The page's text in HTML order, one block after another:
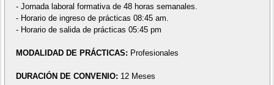
- Jornada laboral formativa de 48 horas semanales.
- Horario de ingreso de prácticas 08:45 am.
- Horario de salida de prácticas 05:45 pm
MODALIDAD DE PRÁCTICAS: Profesionales
DURACIÓN DE CONVENIO: 12 Meses